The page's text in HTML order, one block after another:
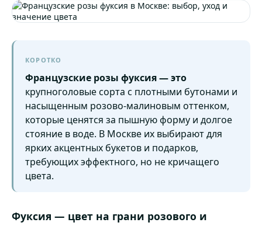
КОРОТКО
Французские розы фуксия — это
крупноголовые сорта с плотными бутонами и
насыщенным розово-малиновым оттенком,
которые ценятся за пышную форму и долгое
стояние в воде. В Москве их выбирают для
ярких акцентных букетов и подарков,
требующих эффектного, но не кричащего
цвета.
Фуксия — цвет на грани розового и